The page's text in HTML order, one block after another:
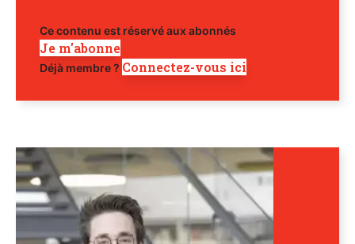
Ce contenu est réservé aux abonnés
Je m'abonne
Déjà membre ? Connectez-vous ici